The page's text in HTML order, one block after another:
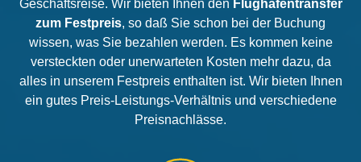
Geschäftsreise. Wir bieten Ihnen den Flughafentransfer
zum Festpreis, so daß Sie schon bei der Buchung
wissen, was Sie bezahlen werden. Es kommen keine
versteckten oder unerwarteten Kosten mehr dazu, da
alles in unserem Festpreis enthalten ist. Wir bieten Ihnen
ein gutes Preis-Leistungs-Verhältnis und verschiedene
Preisnachlässe.